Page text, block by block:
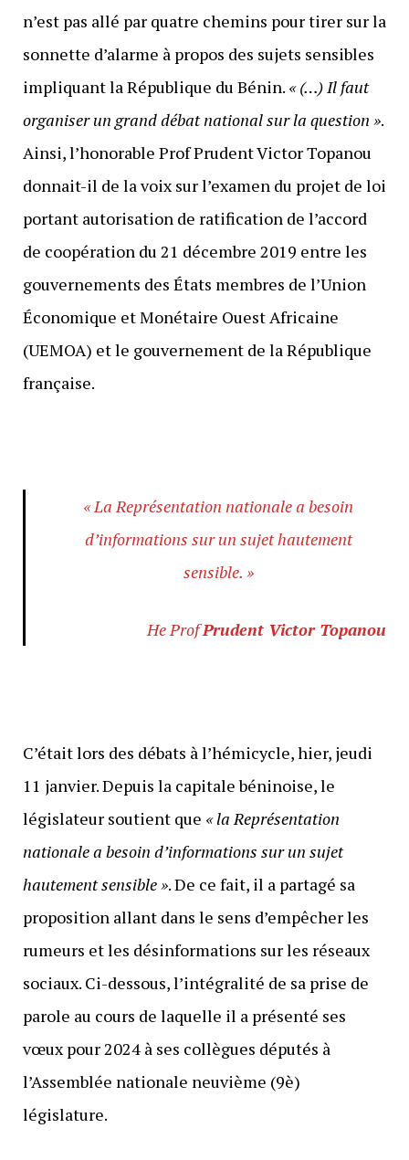
n’est pas allé par quatre chemins pour tirer sur la
sonnette d’alarme à propos des sujets sensibles
impliquant la République du Bénin. « (…) Il faut
organiser un grand débat national sur la question ».
Ainsi, l’honorable Prof Prudent Victor Topanou
donnait-il de la voix sur l’examen du projet de loi
portant autorisation de ratification de l’accord
de coopération du 21 décembre 2019 entre les
gouvernements des États membres de l’Union
Économique et Monétaire Ouest Africaine
(UEMOA) et le gouvernement de la République
française.
« La Représentation nationale a besoin
d’informations sur un sujet hautement
sensible. »
He ProfPrudent Victor Topanou
C’était lors des débats à l’hémicycle, hier, jeudi
11 janvier. Depuis la capitale béninoise, le
législateur soutient que « la Représentation
nationale a besoin d’informations sur un sujet
hautement sensible ». De ce fait, il a partagé sa
proposition allant dans le sens d’empêcher les
rumeurs et les désinformations sur les réseaux
sociaux. Ci-dessous, l’intégralité de sa prise de
parole au cours de laquelle il a présenté ses
vœux pour 2024 à ses collègues députés à
l’Assemblée nationale neuvième (9è)
législature.